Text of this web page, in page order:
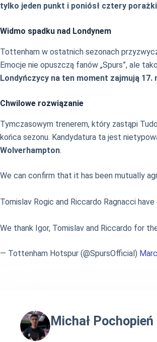
tylko jeden punkt i poniósł cztery porażki
Widmo spadku nad Londynem
Tottenham w ostatnich sezonach
Emocje nie opuszczą fanów „Spurs”, ale
Londyńczycy na ten moment zajmują
Chwilowe rozwiązanie
Tymczasowym trenerem, który zastąpi
końca sezonu. Kandydatura ta jest
Wolverhampton.
We can confirm that it has been mutually
Tomislav Rogic and Riccardo Ragnacci
We thank Igor, Tomislav and Riccardo for
— Tottenham Hotspur (@SpursOfficial)
Michał Pochopień